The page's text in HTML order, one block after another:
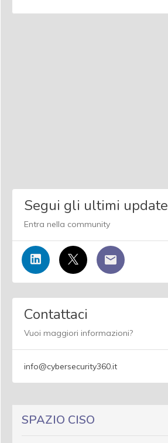
Segui gli ultimi update
Entra nella community
Contattaci
Vuoi maggiori informazioni?
info@cybersecurity360.it
SPAZIO CISO